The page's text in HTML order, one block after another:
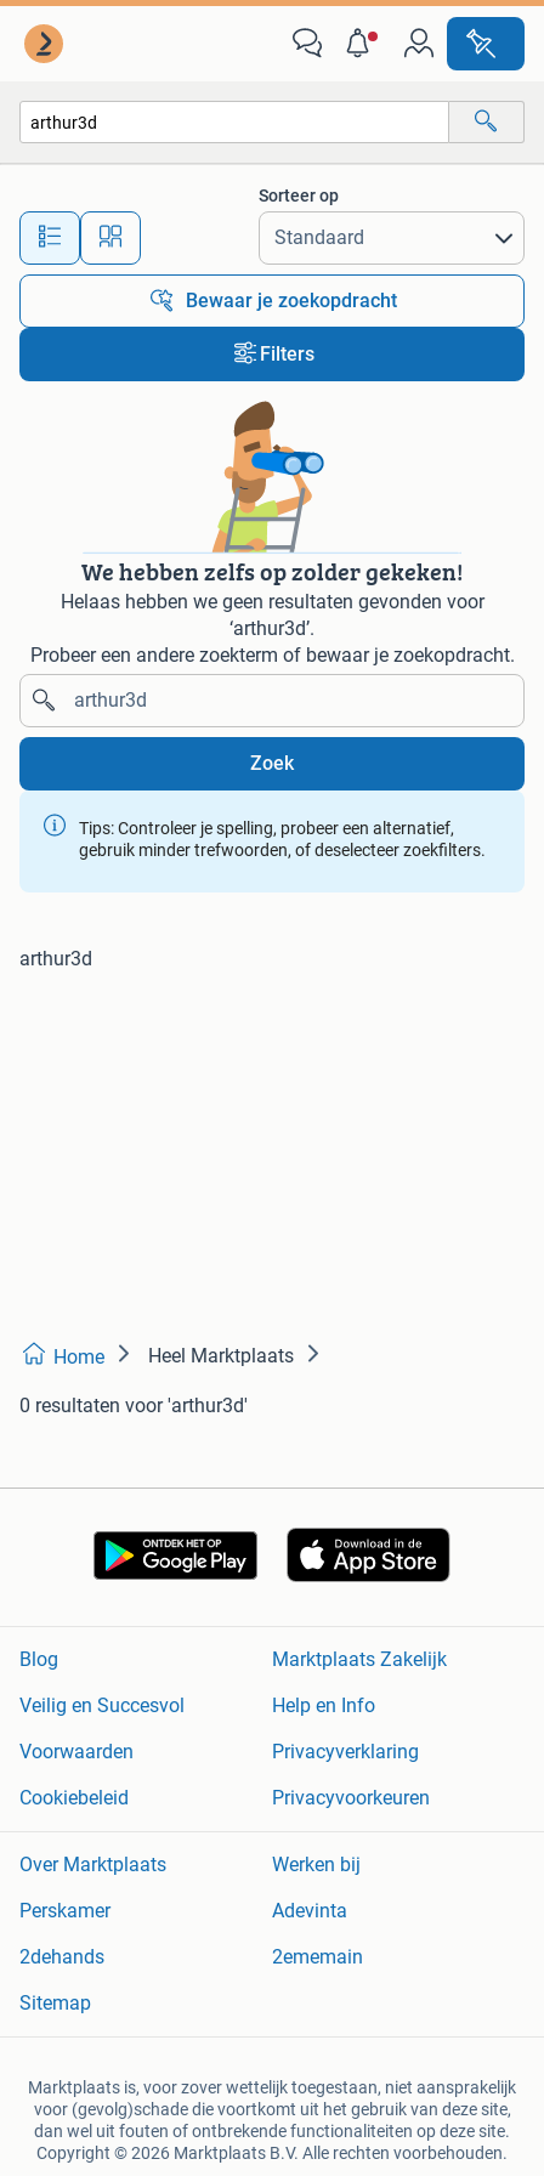
Alle afstanden…
Sorteer op
Bewaar je zoekopdracht
Filters
We hebben zelfs op zolder gekeken!
Helaas hebben we geen resultaten gevonden voor
‘arthur3d’.
Probeer een andere zoekterm of bewaar je zoekopdracht.
Zoek
Tips: Controleer je spelling, probeer een alternatief,
gebruik minder trefwoorden, of deselecteer zoekfilters.
arthur3d
Home Heel Marktplaats
0 resultaten voor 'arthur3d'
Blog
Marktplaats Zakelijk
Veilig en Succesvol
Help en Info
Voorwaarden
Privacyverklaring
Cookiebeleid
Privacyvoorkeuren
Over Marktplaats
Werken bij
Perskamer
Adevinta
2dehands
2ememain
Sitemap
Marktplaats is, voor zover wettelijk toegestaan, niet aansprakelijk
voor (gevolg)schade die voortkomt uit het gebruik van deze site,
dan wel uit fouten of ontbrekende functionaliteiten op deze site.
Copyright © 2026 Marktplaats B.V. Alle rechten voorbehouden.